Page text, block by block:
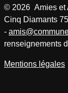
© 2026 Amies
Cinq Diamants
-
renseignements
Mentions légales